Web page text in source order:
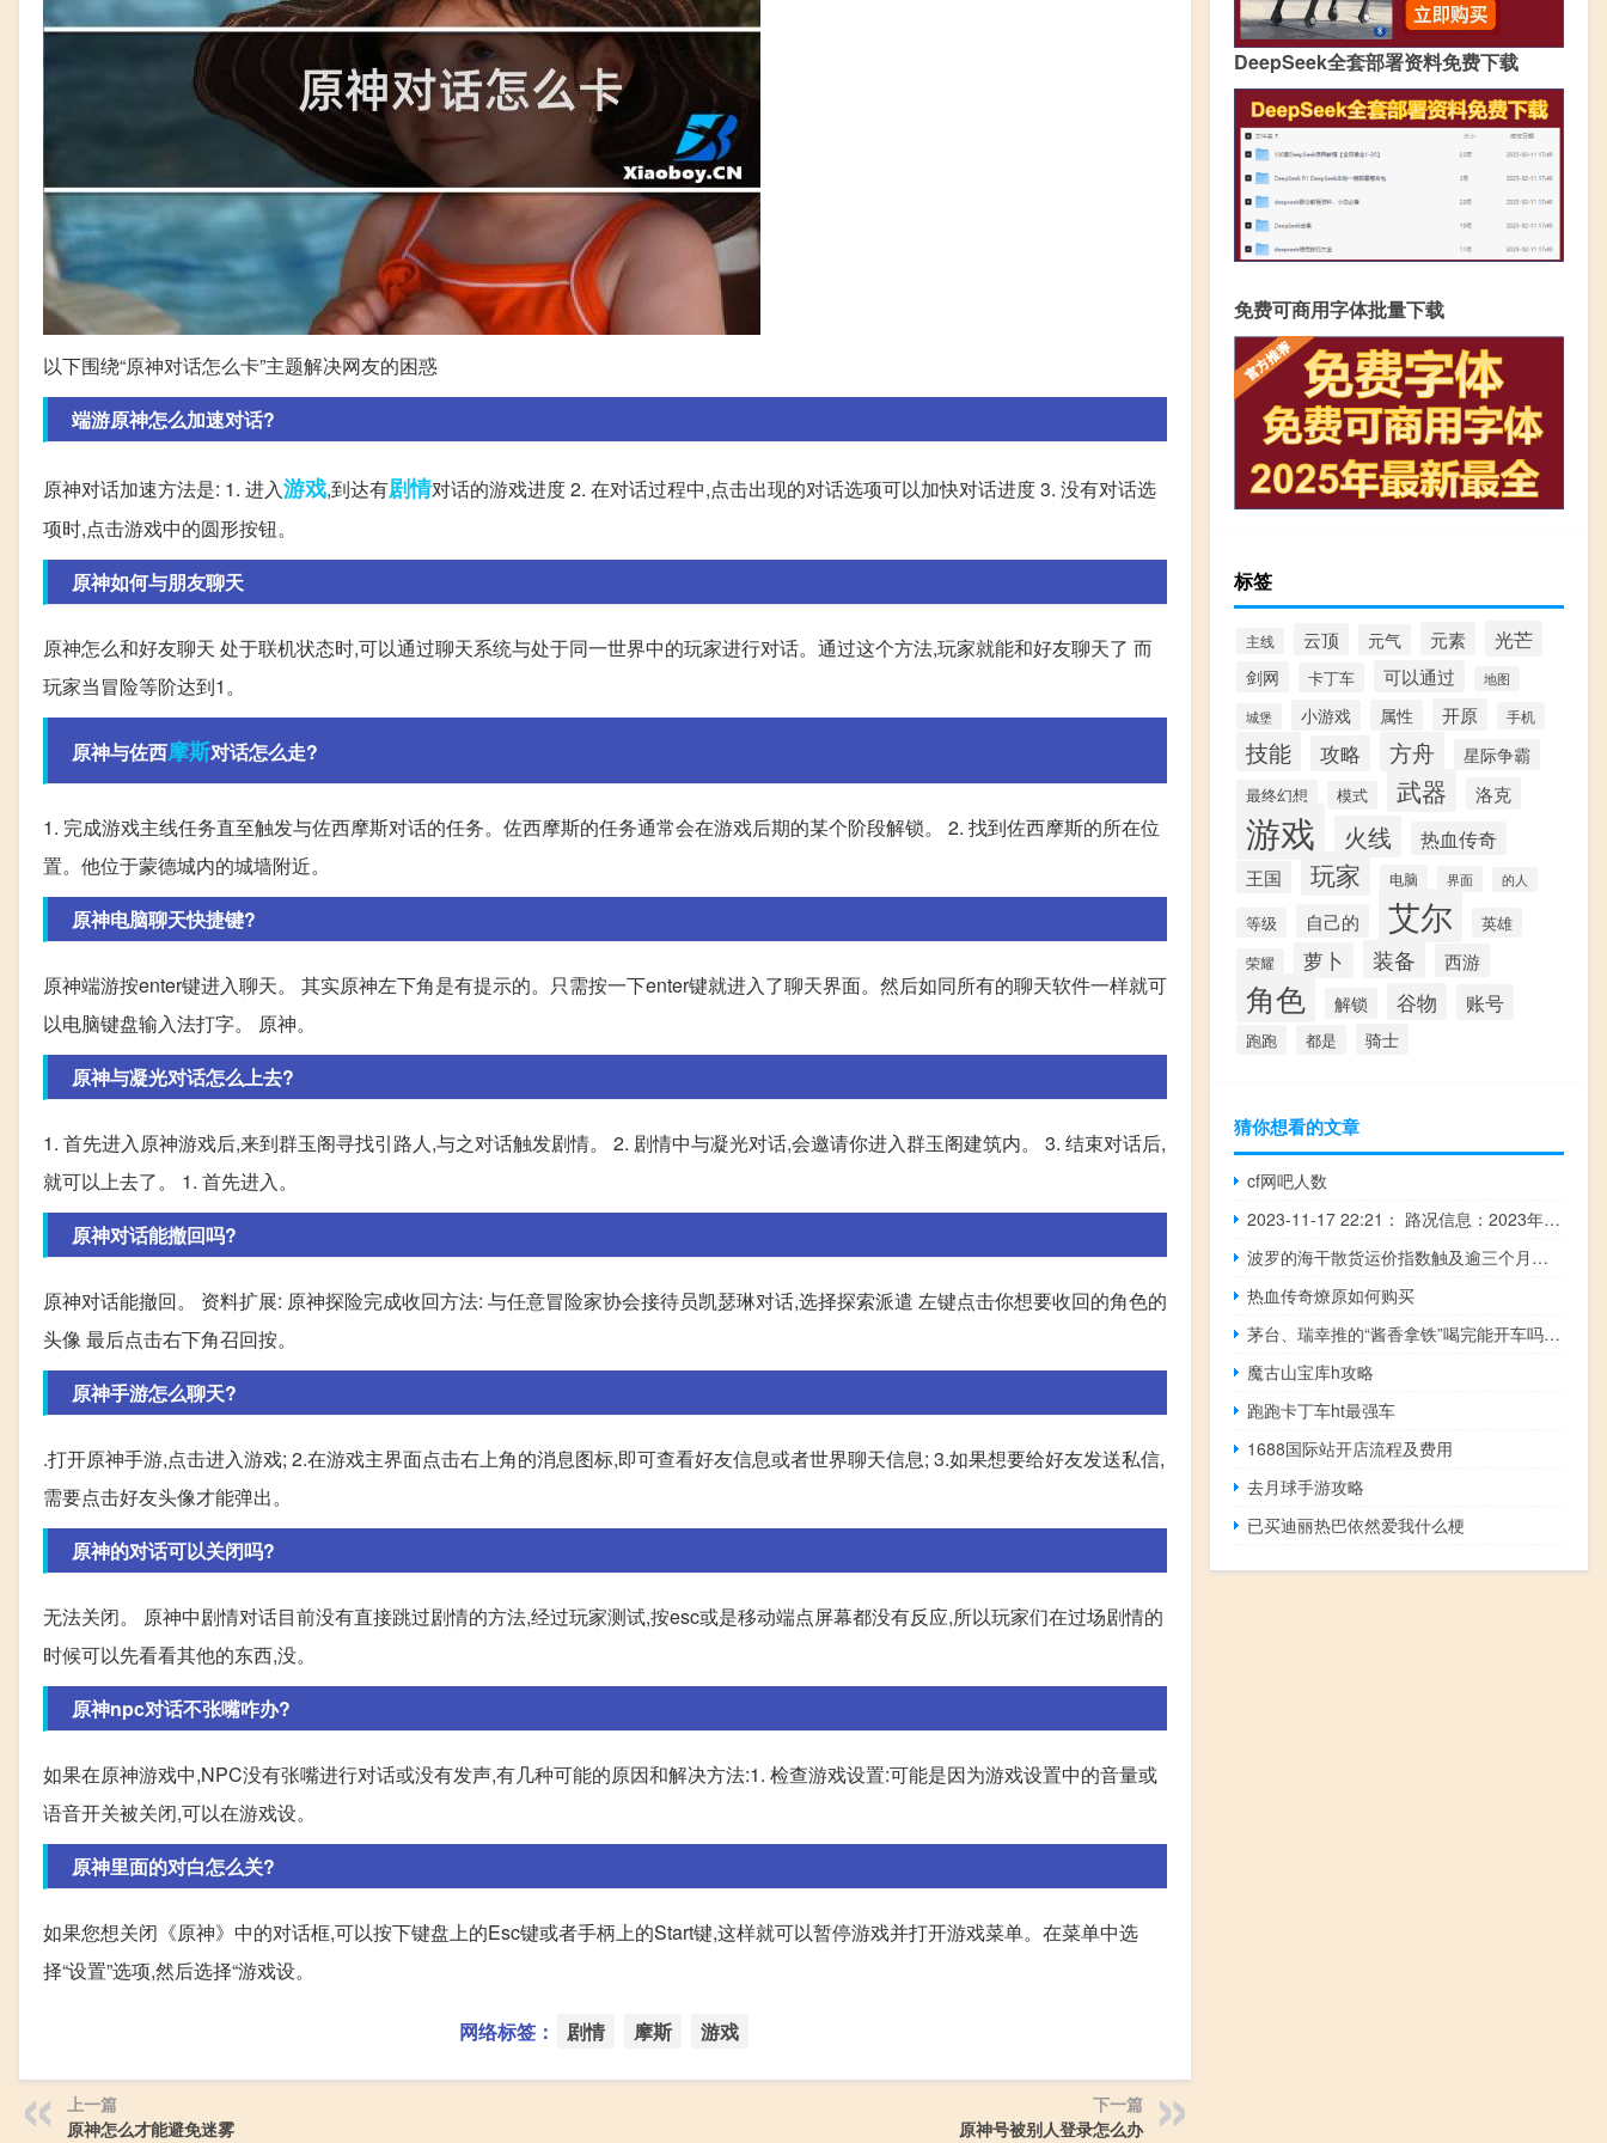
以下围绕“原神对话怎么卡”主题解决网友的困惑
端游原神怎么加速对话?
原神对话加速方法是: 1. 进入游戏,到达有剧情对话的游戏进度 2. 在对话过程中,点击出现的对话选项可以加快对话进度 3. 没有对话选
项时,点击游戏中的圆形按钮。
原神如何与朋友聊天
原神怎么和好友聊天 处于联机状态时,可以通过聊天系统与处于同一世界中的玩家进行对话。通过这个方法,玩家就能和好友聊天了 而
玩家当冒险等阶达到1。
原神与佐西摩斯对话怎么走?
1. 完成游戏主线任务直至触发与佐西摩斯对话的任务。佐西摩斯的任务通常会在游戏后期的某个阶段解锁。 2. 找到佐西摩斯的所在位
置。他位于蒙德城内的城墙附近。
原神电脑聊天快捷键?
原神端游按enter键进入聊天。 其实原神左下角是有提示的。只需按一下enter键就进入了聊天界面。然后如同所有的聊天软件一样就可
以电脑键盘输入法打字。 原神。
原神与凝光对话怎么上去?
1. 首先进入原神游戏后,来到群玉阁寻找引路人,与之对话触发剧情。 2. 剧情中与凝光对话,会邀请你进入群玉阁建筑内。 3. 结束对话后,
就可以上去了。 1. 首先进入。
原神对话能撤回吗?
原神对话能撤回。 资料扩展: 原神探险完成收回方法: 与任意冒险家协会接待员凯瑟琳对话,选择探索派遣 左键点击你想要收回的角色的
头像 最后点击右下角召回按。
原神手游怎么聊天?
.打开原神手游,点击进入游戏; 2.在游戏主界面点击右上角的消息图标,即可查看好友信息或者世界聊天信息; 3.如果想要给好友发送私信,
需要点击好友头像才能弹出。
原神的对话可以关闭吗?
无法关闭。 原神中剧情对话目前没有直接跳过剧情的方法,经过玩家测试,按esc或是移动端点屏幕都没有反应,所以玩家们在过场剧情的
时候可以先看看其他的东西,没。
原神npc对话不张嘴咋办?
如果在原神游戏中,NPC没有张嘴进行对话或没有发声,有几种可能的原因和解决方法:1. 检查游戏设置:可能是因为游戏设置中的音量或
语音开关被关闭,可以在游戏设。
原神里面的对白怎么关?
如果您想关闭《原神》中的对话框,可以按下键盘上的Esc键或者手柄上的Start键,这样就可以暂停游戏并打开游戏菜单。在菜单中选
择“设置”选项,然后选择“游戏设。
网络标签： 剧情 摩斯 游戏
上一篇
原神怎么才能避免迷雾
下一篇
原神号被别人登录怎么办
DeepSeek全套部署资料免费下载
免费可商用字体批量下载
标签
主线 云顶 元气 元素 光芒
剑网 卡丁车 可以通过 地图
城堡 小游戏 属性 开原 手机
技能 攻略 方舟 星际争霸
最终幻想 模式 武器 洛克
游戏 火线 热血传奇
王国 玩家 电脑 界面 的人
等级 自己的 艾尔 英雄
荣耀 萝卜 装备 西游
角色 解锁 谷物 账号
跑跑 都是 骑士
猜你想看的文章
cf网吧人数
2023-11-17 22:21： 路况信息：2023年11月17日15时40分，长张高速常张段武陵源收费站附近以东K276处东往西因一辆半挂车撞中央护栏占用超车道，至22时18分事故已处理完毕。 ​​​
波罗的海干散货运价指数触及逾三个月高位
热血传奇燎原如何购买
茅台、瑞幸推的“酱香拿铁”喝完能开车吗？北京交管局回应
魔古山宝库h攻略
跑跑卡丁车ht最强车
1688国际站开店流程及费用
去月球手游攻略
已买迪丽热巴依然爱我什么梗